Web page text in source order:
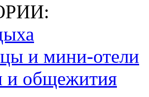
и мини-отели
и общежития